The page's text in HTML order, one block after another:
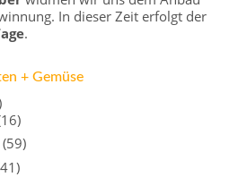
In dieser Zeit erfolgt der
.
+ Gemüse
(59)